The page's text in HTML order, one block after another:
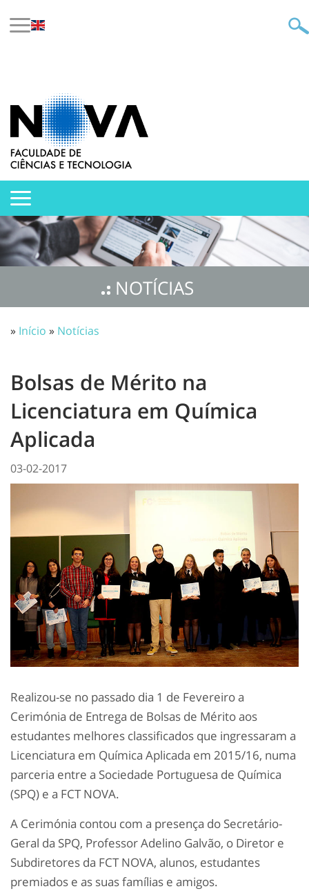
NOTÍCIAS
» Início » Notícias
Bolsas de Mérito na
Licenciatura em Química
Aplicada
03-02-2017
Realizou-se no passado dia 1 de Fevereiro a
Cerimónia de Entrega de Bolsas de Mérito aos
estudantes melhores classificados que ingressaram a
Licenciatura em Química Aplicada em 2015/16, numa
parceria entre a Sociedade Portuguesa de Química
(SPQ) e a FCT NOVA.
A Cerimónia contou com a presença do Secretário-
Geral da SPQ, Professor Adelino Galvão, o Diretor e
Subdiretores da FCT NOVA, alunos, estudantes
premiados e as suas famílias e amigos.